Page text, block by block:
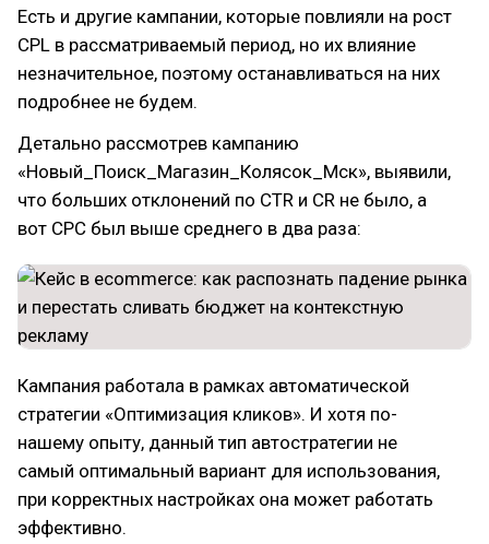
Есть и другие кампании, которые повлияли на рост
CPL в рассматриваемый период, но их влияние
незначительное, поэтому останавливаться на них
подробнее не будем.
Детально рассмотрев кампанию
«Новый_Поиск_Магазин_Колясок_Мск», выявили,
что больших отклонений по CTR и CR не было, а
вот CPC был выше среднего в два раза:
Кампания работала в рамках автоматической
стратегии «Оптимизация кликов». И хотя по-
нашему опыту, данный тип автостратегии не
самый оптимальный вариант для использования,
при корректных настройках она может работать
эффективно.